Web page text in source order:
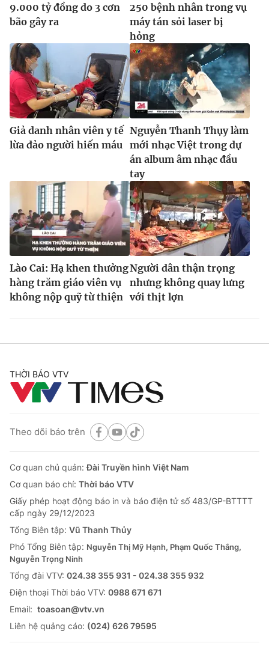
9.000 tỷ đồng do 3 cơn
bão gây ra
250 bệnh nhân trong vụ
máy tán sỏi laser bị
hỏng
Giả danh nhân viên y tế
lừa đảo người hiến máu
Nguyễn Thanh Thụy làm
mới nhạc Việt trong dự
án album âm nhạc đầu
tay
Lào Cai: Hạ khen thưởng
hàng trăm giáo viên vụ
không nộp quỹ từ thiện
Người dân thận trọng
nhưng không quay lưng
với thịt lợn
THỜI BÁO VTV
Theo dõi báo trên
Cơ quan chủ quản:Đài Truyền hình Việt Nam
Cơ quan báo chí: Thời báo VTV
Giấy phép hoạt động báo in và báo điện tử số 483/GP-BTTTT
cấp ngày 29/12/2023
Tổng Biên tập: Vũ Thanh Thủy
Phó Tổng Biên tập: Nguyễn Thị Mỹ Hạnh, Phạm Quốc Thắng,
Nguyễn Trọng Ninh
Tổng đài VTV: 024.38 355 931 - 024.38 355 932
Ðiện thoại Thời báo VTV: 0988 671 671
Email: toasoan@vtv.vn
Liên hệ quảng cáo: (024) 626 79595